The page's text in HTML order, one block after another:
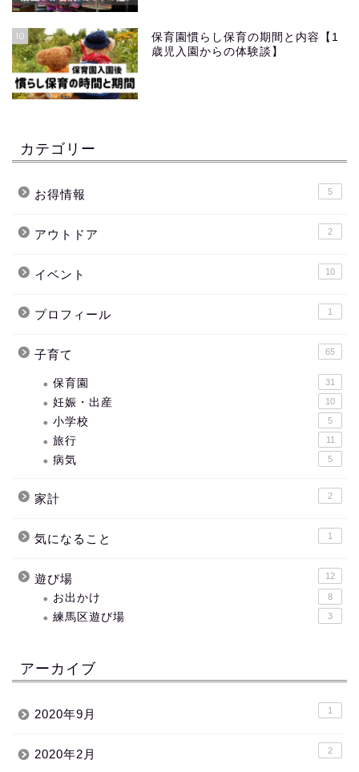
10
保育園慣らし保育の期間と内容【1
歳児入園からの体験談】
カテゴリー
お得情報 5
アウトドア 2
イベント 10
プロフィール 1
子育て 65
保育園 31
妊娠・出産 10
小学校 5
旅行 11
病気 5
家計 2
気になること 1
遊び場 12
お出かけ 8
練馬区遊び場 3
アーカイブ
2020年9月 1
2020年2月 2